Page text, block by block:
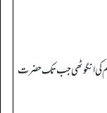
کی انگوٹھی جب تک حضرت